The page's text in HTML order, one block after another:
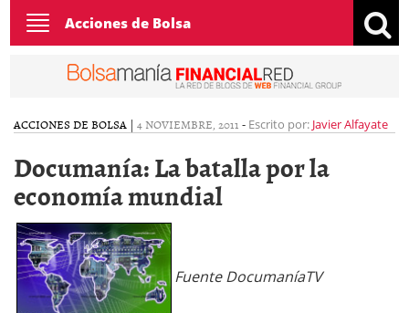
Toggle
navigation
Acciones de Bolsa
ACCIONES DE BOLSA | 4 NOVIEMBRE, 2011 - Escrito por: Javier Alfayate
Documanía: La batalla por la
economía mundial
Fuente DocumaníaTV